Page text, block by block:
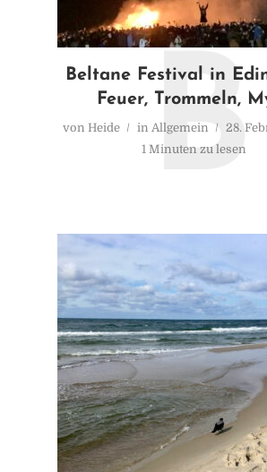
Beltane Festival in
Feuer, Trommeln,
von Heide in Allgemein
28.
1 Minuten zu lesen
B